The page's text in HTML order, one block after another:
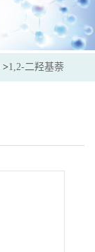
>1,2-二羟基萘